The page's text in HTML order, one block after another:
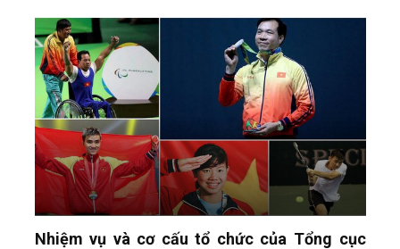
Nhiệm vụ và cơ cấu tổ chức của Tổng cục